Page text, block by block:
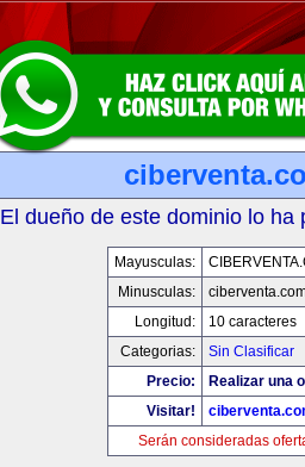
El dueño de este dominio lo ha
Mayusculas:
Minusculas:
Longitud:
10 caracteres
Categorias:
Sin Clasificar
Precio:
Realizar una
Visitar!
Serán consideradas